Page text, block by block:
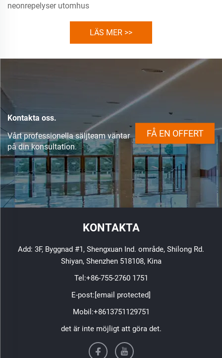
neonrepelyser utomhus
LÄS MER >>
Kontakta oss.
Vårt professionella säljteam väntar
på din konsultation.
FÅ EN OFFERT
KONTAKTA
Add: 3F, Byggnad #1, Shengxuan Ind. område, Shilong Rd.
Shiyan, Shenzhen 518108, Kina
Tel:+86-755-2760 1751
E-post:[email protected]
Mobil:+8613751129751
det är inte möjligt att göra det.